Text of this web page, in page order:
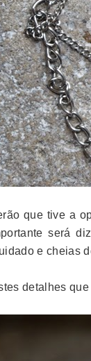
que tive a
será
e cheias
detalhes